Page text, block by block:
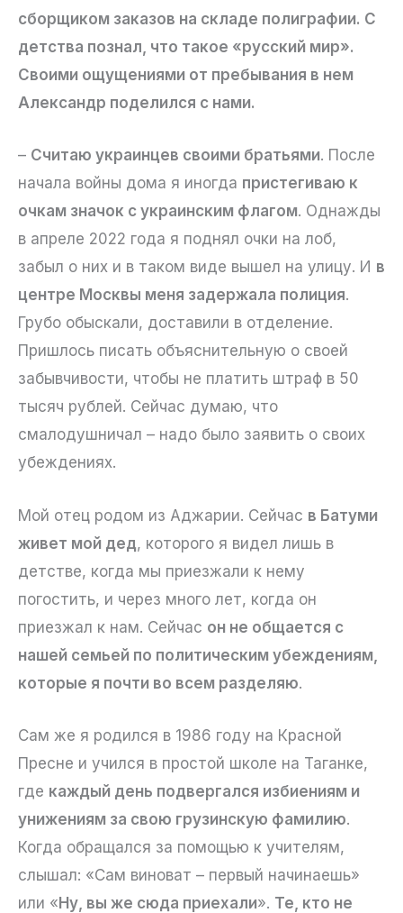
сборщиком заказов на складе полиграфии. С
детства познал, что такое «русский мир».
Своими ощущениями от пребывания в нем
Александр поделился с нами.
– Считаю украинцев своими братьями. После
начала войны дома я иногда пристегиваю к
очкам значок с украинским флагом. Однажды
в апреле 2022 года я поднял очки на лоб,
забыл о них и в таком виде вышел на улицу. И в
центре Москвы меня задержала полиция.
Грубо обыскали, доставили в отделение.
Пришлось писать объяснительную о своей
забывчивости, чтобы не платить штраф в 50
тысяч рублей. Сейчас думаю, что
смалодушничал – надо было заявить о своих
убеждениях.
Мой отец родом из Аджарии. Сейчас в Батуми
живет мой дед, которого я видел лишь в
детстве, когда мы приезжали к нему
погостить, и через много лет, когда он
приезжал к нам. Сейчас он не общается с
нашей семьей по политическим убеждениям,
которые я почти во всем разделяю.
Сам же я родился в 1986 году на Красной
Пресне и учился в простой школе на Таганке,
где каждый день подвергался избиениям и
унижениям за свою грузинскую фамилию.
Когда обращался за помощью к учителям,
слышал: «Сам виноват – первый начинаешь»
или «Ну, вы же сюда приехали». Те, кто не